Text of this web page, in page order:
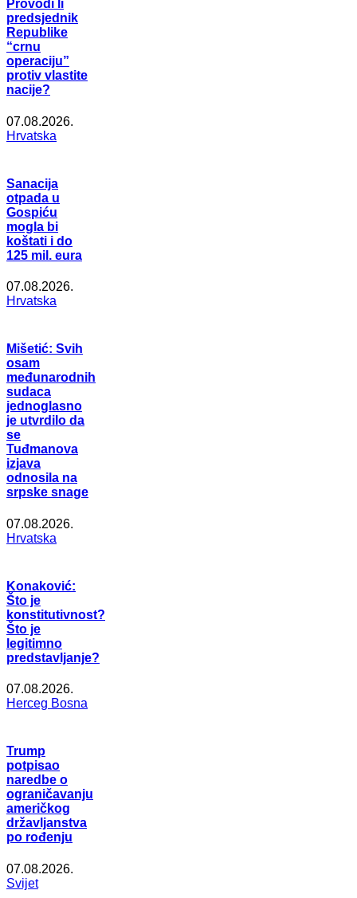
Provodi li
predsjednik
Republike
“crnu
operaciju”
protiv vlastite
nacije?
07.08.2026.
Hrvatska
Sanacija
otpada u
Gospiću
mogla bi
koštati i do
125 mil. eura
07.08.2026.
Hrvatska
Mišetić: Svih
osam
međunarodnih
sudaca
jednoglasno
je utvrdilo da
se
Tuđmanova
izjava
odnosila na
srpske snage
07.08.2026.
Hrvatska
Konaković:
Što je
konstitutivnost?
Što je
legitimno
predstavljanje?
07.08.2026.
Herceg Bosna
Trump
potpisao
naredbe o
ograničavanju
američkog
državljanstva
po rođenju
07.08.2026.
Svijet